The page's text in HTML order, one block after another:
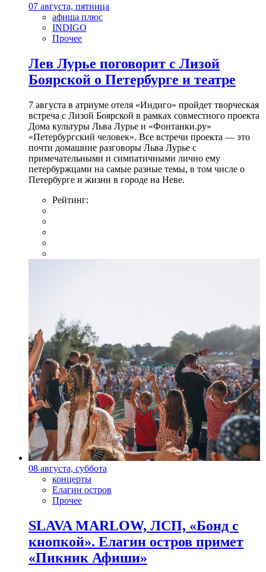
07 августа, пятница
афиша плюс
INDIGO
Прочее
Лев Лурье поговорит с Лизой
Боярской о Петербурге и театре
7 августа в атриуме отеля «Индиго» пройдет творческая
встреча с Лизой Боярской в рамках совместного проекта
Дома культуры Льва Лурье и «Фонтанки.ру»
«Петербургский человек». Все встречи проекта — это
почти домашние разговоры Льва Лурье с
примечательными и симпатичными лично ему
петербуржцами на самые разные темы, в том числе о
Петербурге и жизни в городе на Неве.
Рейтинг:
08 августа, суббота
концерты
Елагин остров
Прочее
SLAVA MARLOW, ЛСП, «Бонд с
кнопкой». Елагин остров примет
«Пикник Афиши»